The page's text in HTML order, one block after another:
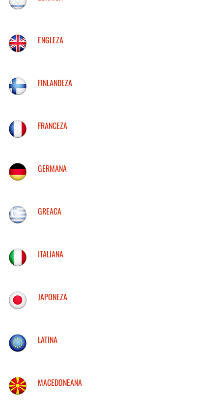
ENGLEZA
FINLANDEZA
FRANCEZA
GERMANA
GREACA
ITALIANA
JAPONEZA
LATINA
MACEDONEANA